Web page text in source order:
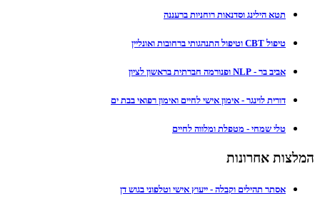
תטא הילינג וסדנאות רוחניות ברעננה
טיפול CBT וטיפול התנהגותי ברחובות ואונליין
אביב בר - NLP ופנורמה חברתית בראשון לציון
דורית לוינגר - אימון אישי לחיים ואימון רפואי בבת ים
טלי שמחי - מטפלת ומלווה לחיים
המלצות אחרונות
אסתר תהילים וקבלה - ייעוץ אישי וטלפוני בגוש דן